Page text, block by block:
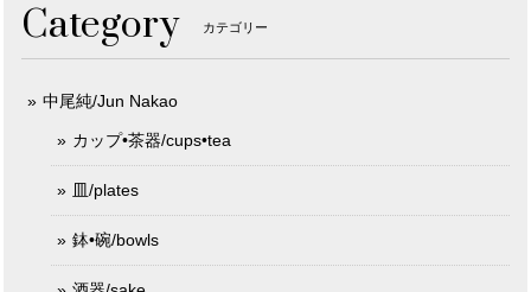
Category カテゴリー
中尾純/Jun Nakao
カップ•茶器/cups•tea
皿/plates
鉢•碗/bowls